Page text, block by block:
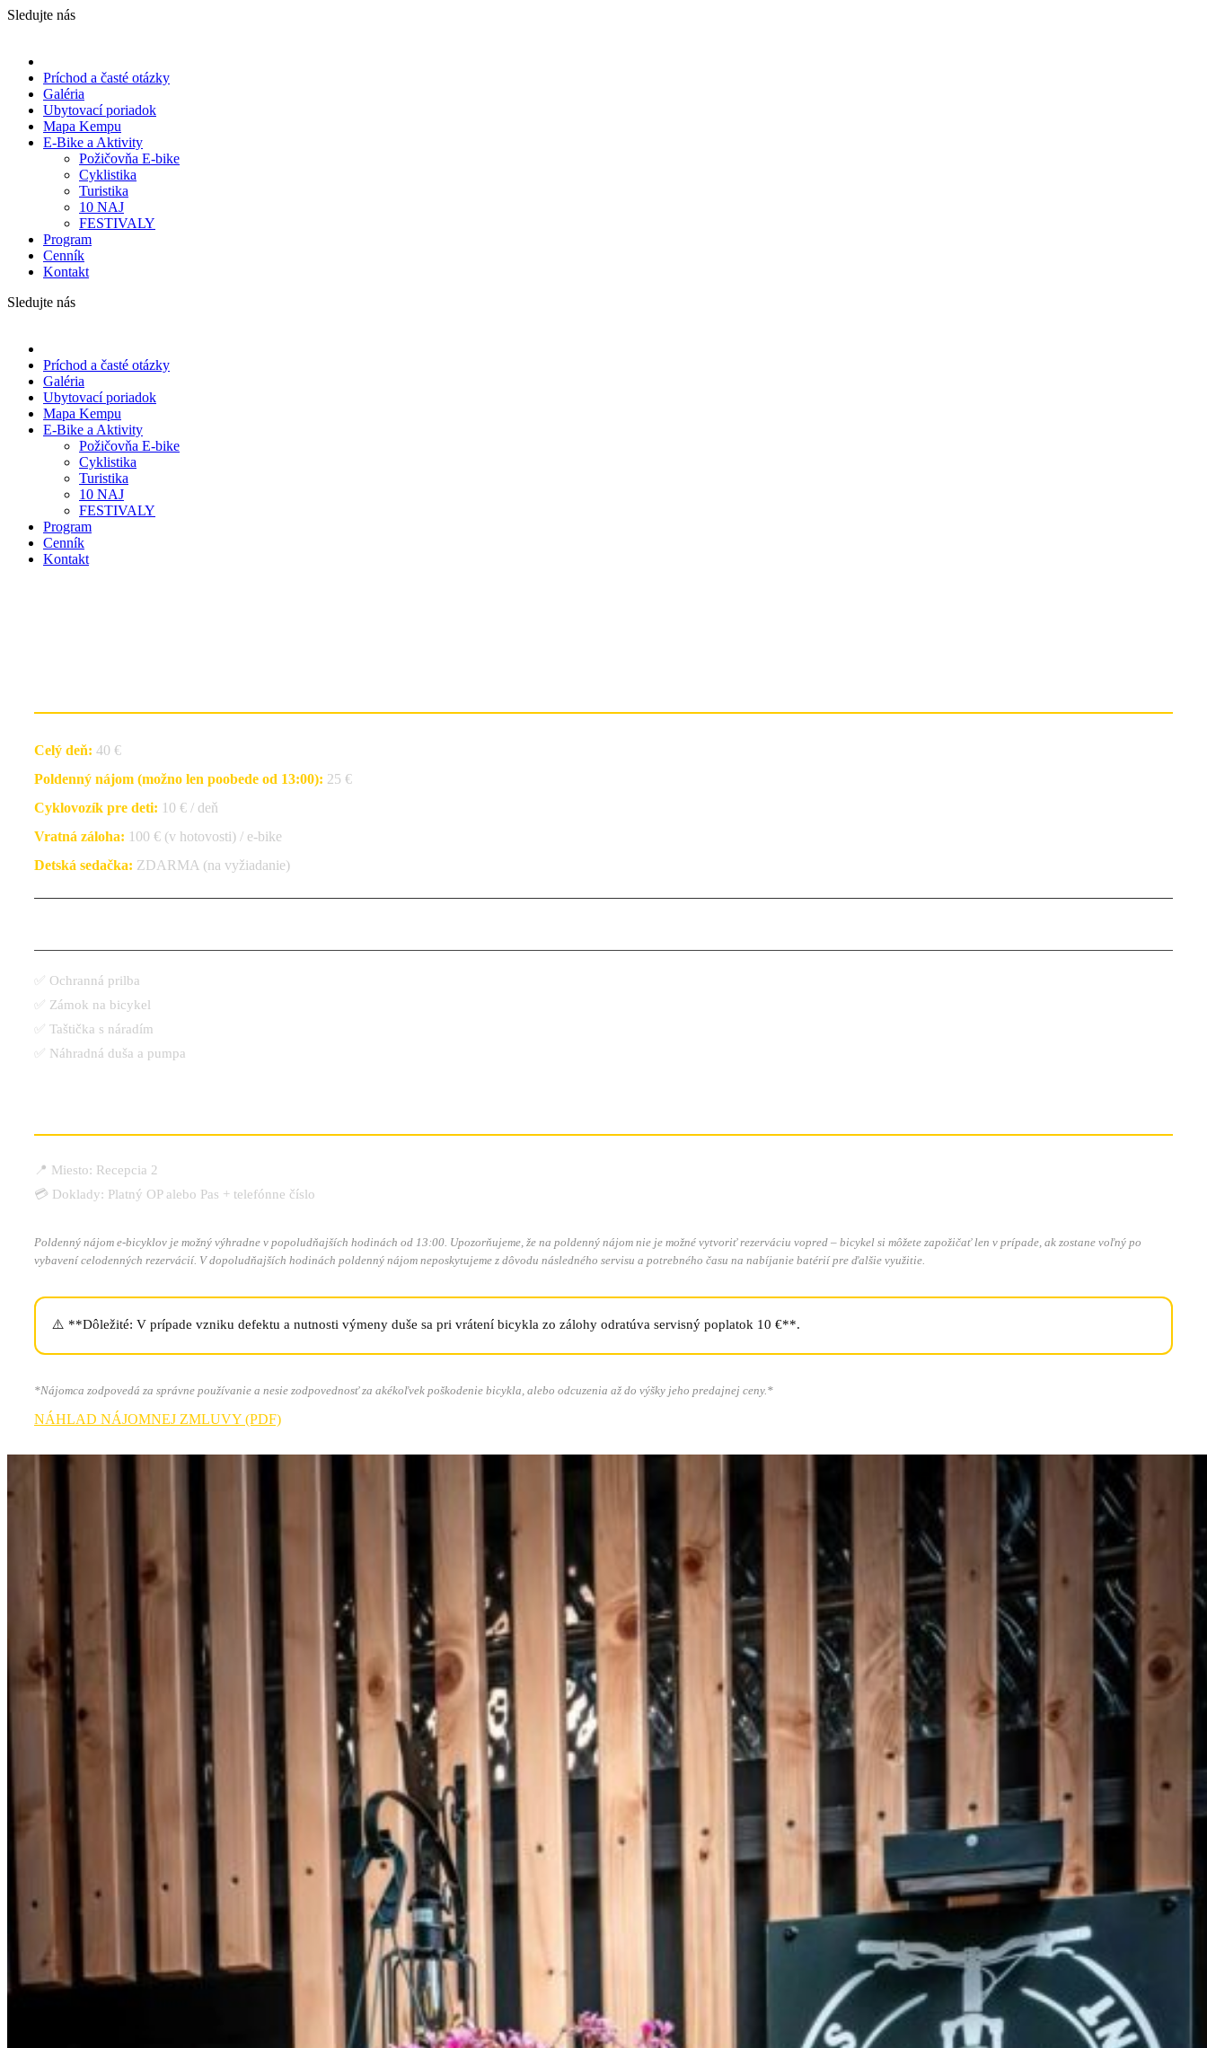
Sledujte nás
Príchod a časté otázky
Galéria
Ubytovací poriadok
Mapa Kempu
E-Bike a Aktivity
Požičovňa E-bike
Cyklistika
Turistika
10 NAJ
FESTIVALY
Program
Cenník
Kontakt
Sledujte nás
Príchod a časté otázky
Galéria
Ubytovací poriadok
Mapa Kempu
E-Bike a Aktivity
Požičovňa E-bike
Cyklistika
Turistika
10 NAJ
FESTIVALY
Program
Cenník
Kontakt
Celý deň: 40 €
Poldenný nájom (možno len poobede od 13:00): 25 €
Cyklovozík pre deti: 10 € / deň
Vratná záloha: 100 € (v hotovosti) / e-bike
Detská sedačka: ZDARMA (na vyžiadanie)
✅ Ochranná prilba
✅ Zámok na bicykel
✅ Taštička s náradím
✅ Náhradná duša a pumpa
📍 Miesto: Recepcia 2
💳 Doklady: Platný OP alebo Pas + telefónne číslo
Poldenný nájom e-bicyklov je možný výhradne v popoludňajších hodinách od 13:00. Upozorňujeme, že na poldenný nájom nie je možné vytvoriť rezerváciu vopred – bicykel si môžete zapožičať len v prípade, ak zostane voľný po
vybavení celodenných rezervácií. V dopoludňajších hodinách poldenný nájom neposkytujeme z dôvodu následného servisu a potrebného času na nabíjanie batérií pre ďalšie využitie.
⚠️ **Dôležité: V prípade vzniku defektu a nutnosti výmeny duše sa pri vrátení bicykla zo zálohy odratúva servisný poplatok 10 €**.
*Nájomca zodpovedá za správne používanie a nesie zodpovednosť za akékoľvek poškodenie bicykla, alebo odcuzenia až do výšky jeho predajnej ceny.*
NÁHLAD NÁJOMNEJ ZMLUVY (PDF)